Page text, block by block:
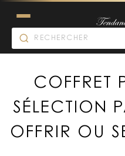
COFFRET
SÉLECTION
OFFRIR OU